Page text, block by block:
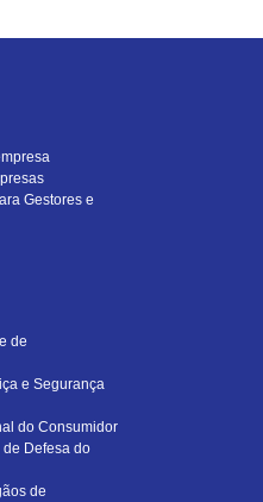
Gestores e
de
e Segurança
do Consumidor
Defesa do
de